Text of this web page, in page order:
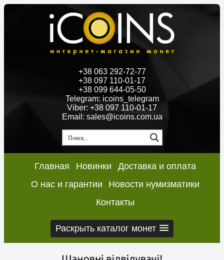
+38 063 292-72-77
+38 097 110-01-17
+38 099 644-05-50
Telegram: icoins_telegram
Viber: +38 097 110-01-17
Email: sales@icoins.com.ua
Главная Новинки
Доставка и оплата
О нас и гарантии
Новости нумизматики
Контакты
Раскрыть каталог монет